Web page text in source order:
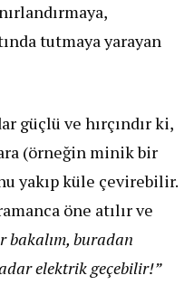
tutmaya yarayan
güçlü ve hırçındır ki,
(örneğin minik bir
yakıp küle çevirebilir.
öne atılır ve
bakalım, buradan
elektrik geçebilir!”